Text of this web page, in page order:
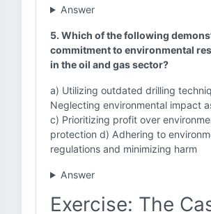
Answer
5. Which of the following
commitment to environmental
in the oil and gas sector?
a) Utilizing outdated drilling
Neglecting environmental impact
c) Prioritizing profit over
protection d) Adhering to
regulations and minimizing harm
Answer
Exercise: The